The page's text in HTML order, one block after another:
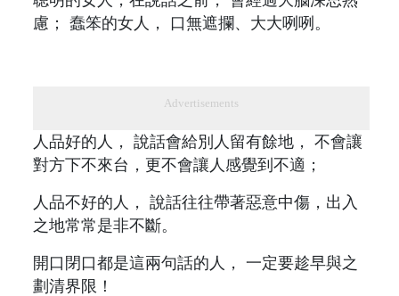
慮； 蠢笨的女人， 口無遮攔、大大咧咧。
Advertisements
人品好的人， 說話會給別人留有餘地， 不會讓
對方下不來台，更不會讓人感覺到不適；
人品不好的人， 說話往往帶著惡意中傷，出入
之地常常是非不斷。
開口閉口都是這兩句話的人， 一定要趁早與之
劃清界限！